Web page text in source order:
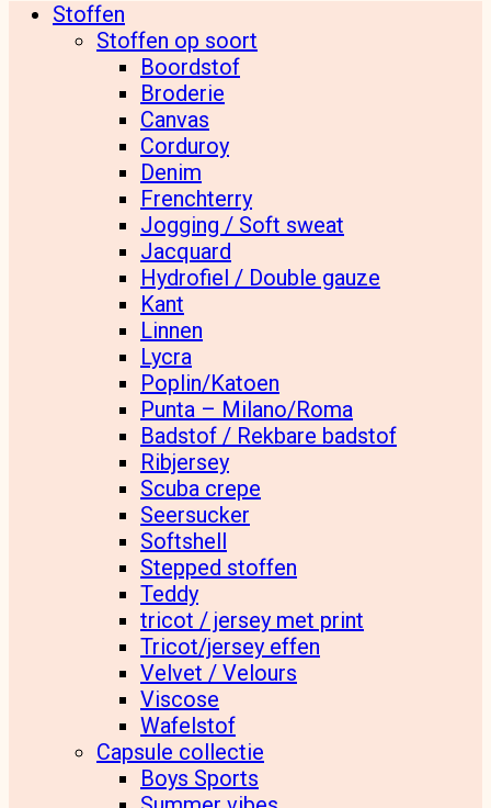
Stoffen
Stoffen op soort
Boordstof
Broderie
Canvas
Corduroy
Denim
Frenchterry
Jogging / Soft sweat
Jacquard
Hydrofiel / Double gauze
Kant
Linnen
Lycra
Poplin/Katoen
Punta – Milano/Roma
Badstof / Rekbare badstof
Ribjersey
Scuba crepe
Seersucker
Softshell
Stepped stoffen
Teddy
tricot / jersey met print
Tricot/jersey effen
Velvet / Velours
Viscose
Wafelstof
Capsule collectie
Boys Sports